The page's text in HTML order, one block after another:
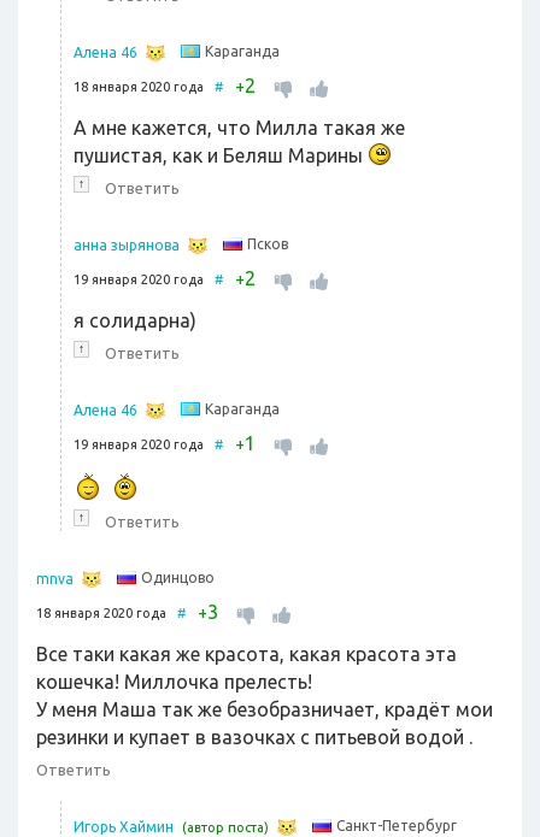
Алена 46 Караганда
18 января 2020 года # +2
А мне кажется, что Милла такая же
пушистая, как и Беляш Марины
↑ Ответить
анна зырянова Псков
19 января 2020 года # +2
я солидарна)
↑ Ответить
Алена 46 Караганда
19 января 2020 года # +1
↑ Ответить
mnva Одинцово
18 января 2020 года # +3
Все таки какая же красота, какая красота эта
кошечка! Миллочка прелесть!
У меня Маша так же безобразничает, крадёт мои
резинки и купает в вазочках с питьевой водой .
Ответить
Игорь Хаймин (автор поста) Санкт-Петербург